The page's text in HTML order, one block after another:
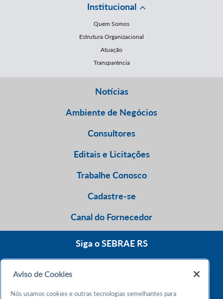
Institucional
Quem Somos
Estrutura Organizacional
Atuação
Transparência
Notícias
Ambiente de Negócios
Consultores
Editais e Licitações
Trabalhe Conosco
Cadastre-se
Canal do Fornecedor
Siga o SEBRAE RS
Aviso de Cookies
Nós usamos cookies e outras tecnologias semelhantes para